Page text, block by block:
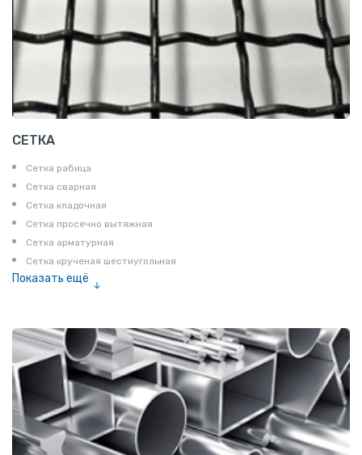
СЕТКА
Сетка рабица
Сетка сварная
Сетка кладочная
Сетка просечно вытяжная
Сетка арматурная
Сетка крученая шестиугольная
Показать ещё